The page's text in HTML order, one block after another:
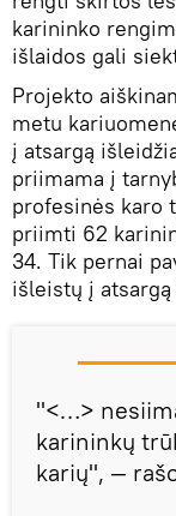
karininko
išlaidos gali
Projekto
metu
į atsargą
priimama į
profesinės karo
priimti 62
34. Tik pernai
išleistų į
"<…>
karininkų
karių", —